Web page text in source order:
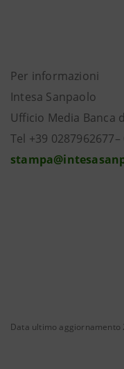
Per informazioni
Intesa Sanpaolo
Ufficio Media Banca
Tel +39
Data ultimo aggiornamento